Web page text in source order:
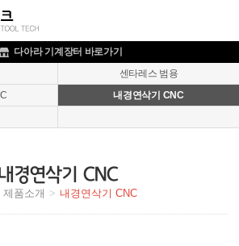
다아라 기계장터 바로가기
센타레스 범용
내경연삭기 CNC
경연삭기 CNC
제품소개 내경연삭기 CNC